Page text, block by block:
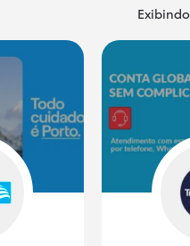
Exibindo